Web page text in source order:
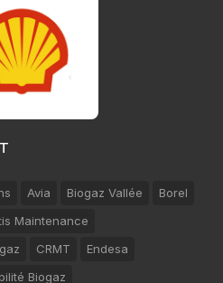
Avia Biogaz Vallée
Borel
Maintenance
CRMT
Endesa
Biogaz